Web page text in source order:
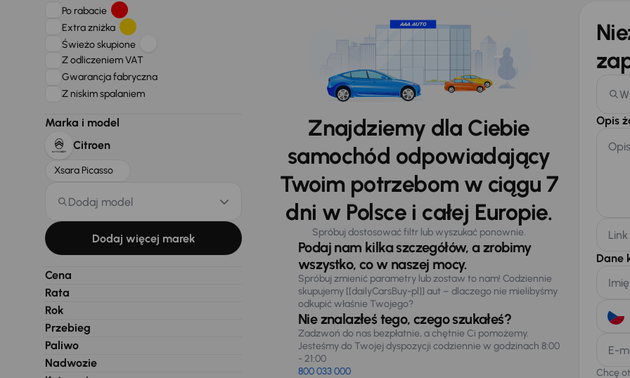
Po rabacie
Extra zniżka
Świeżo skupione
Z odliczeniem VAT
Gwarancja fabryczna
Z niskim spalaniem
Marka i model
Citroen
Xsara Picasso
Dodaj model
Dodaj więcej marek
Cena
Rata
Rok
Przebieg
Paliwo
Nadwozie
Znajdziemy dla Ciebie
samochód odpowiadający
Twoim potrzebom w ciągu 7
dni w Polsce i całej Europie.
Spróbuj dostosować filtr lub wyszukać ponownie.
Podaj nam kilka szczegółów, a zrobimy
wszystko, co w naszej mocy.
Spróbuj zmienić parametry lub zostaw to nam! Codziennie
skupujemy [[dailyCarsBuy-pl]] aut – dlaczego nie mielibyśmy
odkupić właśnie Twojego?
Nie znalazłeś tego, czego szukałeś?
Zadzwoń do nas bezpłatnie, a chętnie Ci pomożemy.
Jesteśmy do Twojej dyspozycji codziennie w godzinach 8:00
- 21:00
800 033 000
Opis
Dane
E-
Chcę